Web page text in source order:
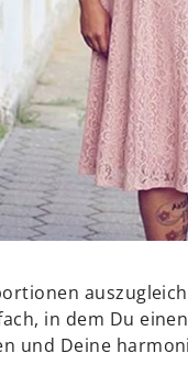
in dem Du
und Deine